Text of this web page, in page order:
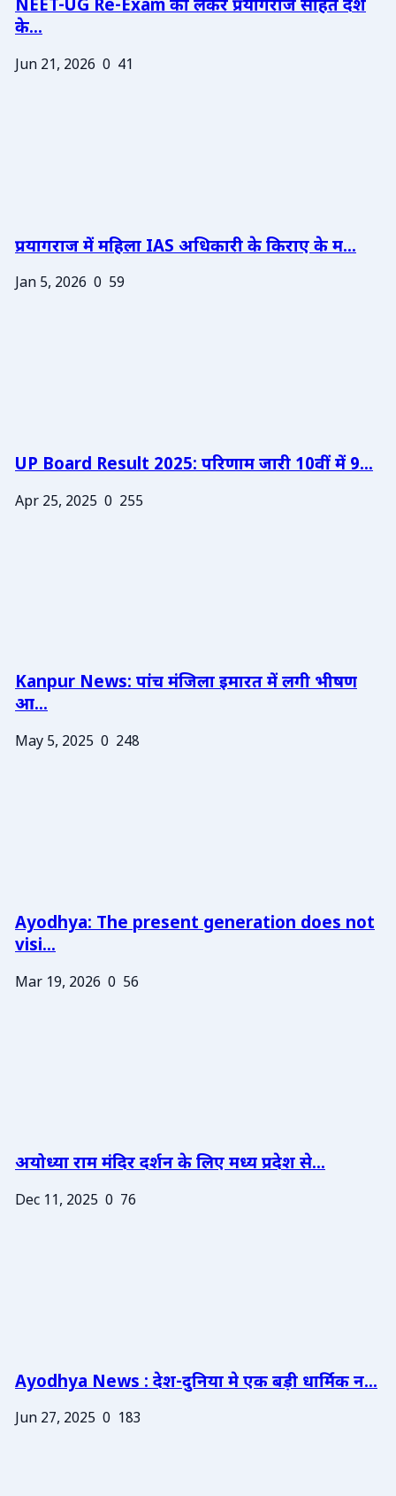
NEET-UG Re-Exam को लेकर प्रयागराज सहित देश
के...
Jun 21, 2026 0 41
प्रयागराज में महिला IAS अधिकारी के किराए के म...
Jan 5, 2026 0 59
UP Board Result 2025: परिणाम जारी 10वीं में 9...
Apr 25, 2025 0 255
Kanpur News: पांच मंजिला इमारत में लगी भीषण
आ...
May 5, 2025 0 248
Ayodhya: The present generation does not
visi...
Mar 19, 2026 0 56
अयोध्या राम मंदिर दर्शन के लिए मध्य प्रदेश से...
Dec 11, 2025 0 76
Ayodhya News : देश-दुनिया मे एक बड़ी धार्मिक न...
Jun 27, 2025 0 183